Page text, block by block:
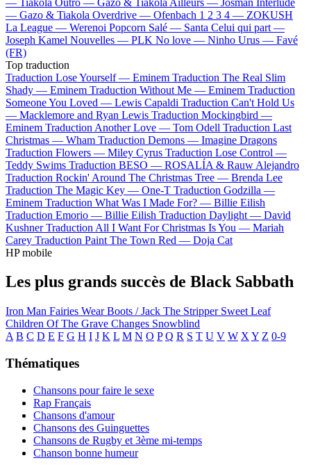
— Gazo & Tiakola Overdrive — Ofenbach 1 2 3 4 — ZOKUSH
La League — Werenoi Popcorn Salé — Santa Celui qui part —
Joseph Kamel Nouvelles — PLK No love — Ninho Urus — Favé
(FR)
Top traduction
Traduction Lose Yourself — Eminem Traduction The Real Slim
Shady — Eminem Traduction Without Me — Eminem Traduction
Someone You Loved — Lewis Capaldi Traduction Can't Hold Us
— Macklemore and Ryan Lewis Traduction Mockingbird —
Eminem Traduction Another Love — Tom Odell Traduction Last
Christmas — Wham Traduction Demons — Imagine Dragons
Traduction Flowers — Miley Cyrus Traduction Lose Control —
Teddy Swims Traduction BESO — ROSALÍA & Rauw Alejandro
Traduction Rockin' Around The Christmas Tree — Brenda Lee
Traduction The Magic Key — One-T Traduction Godzilla —
Eminem Traduction What Was I Made For? — Billie Eilish
Traduction Emorio — Billie Eilish Traduction Daylight — David
Kushner Traduction All I Want For Christmas Is You — Mariah
Carey Traduction Paint The Town Red — Doja Cat
HP mobile
Les plus grands succès de Black Sabbath
Iron Man Fairies Wear Boots / Jack The Stripper Sweet Leaf
Children Of The Grave Changes Snowblind
A B C D E F G H I J K L M N O P Q R S T U V W X Y Z 0-9
Thématiques
Chansons pour faire le sexe
Rap Français
Chansons d'amour
Chansons des Guinguettes
Chansons de Rugby et 3ème mi-temps
Chanson bonne humeur